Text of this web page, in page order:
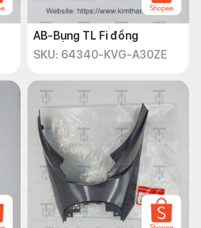
AB-Bụng TL Fi đồng
SKU: 64340-KVG-A30ZE